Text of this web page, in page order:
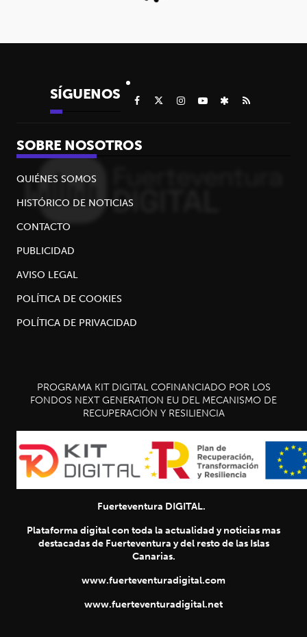
SÍGUENOS
SOBRE NOSOTROS
QUIÉNES SOMOS
HISTÓRICO DE NOTICIAS
CONTACTO
PUBLICIDAD
AVISO LEGAL
POLÍTICA DE COOKIES
POLÍTICA DE PRIVACIDAD
PROGRAMA KIT DIGITAL COFINANCIADO POR LOS
FONDOS NEXT GENERATION EU DEL MECANISMO DE
RECUPERACIÓN Y RESILIENCIA
Fuerteventura DIGITAL.
Plataforma digital con toda la actualidad y noticias mas
destacadas de Fuerteventura y del resto de las Islas
Canarias.
www.fuerteventuradigital.com
www.fuerteventuradigital.net